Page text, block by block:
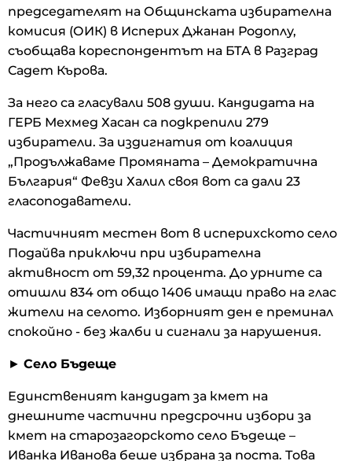
председателят на Общинската избирателна
комисия (ОИК) в Исперих Джанан Родоплу,
съобщава кореспондентът на БТА в Разград
Садет Кърова.
За него са гласували 508 души. Кандидата на
ГЕРБ Мехмед Хасан са подкрепили 279
избиратели. За издигнатия от коалиция
„Продължаваме Промяната – Демократична
България“ Февзи Халил своя вот са дали 23
гласоподаватели.
Частичният местен вот в исперихското село
Подайва приключи при избирателна
активност от 59,32 процента. До урните са
отишли 834 от общо 1406 имащи право на глас
жители на селото. Изборният ден е преминал
спокойно - без жалби и сигнали за нарушения.
► Село Бъдеще
Единственият кандидат за кмет на
днешните частични предсрочни избори за
кмет на старозагорското село Бъдеще –
Иванка Иванова беше избрана за поста. Това